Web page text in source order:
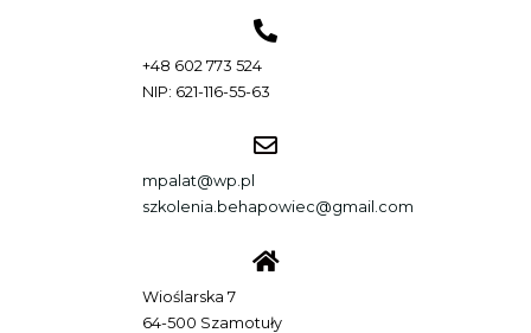
+48 602 773 524
NIP: 621-116-55-63
mpalat@wp.pl
szkolenia.behapowiec@gmail.com
Wioślarska 7
64-500 Szamotuły